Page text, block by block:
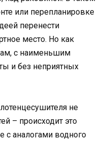
или перепланировке
перенести
место. Но как
с наименьшим
и без неприятных
не
– происходит это
с аналогами водного